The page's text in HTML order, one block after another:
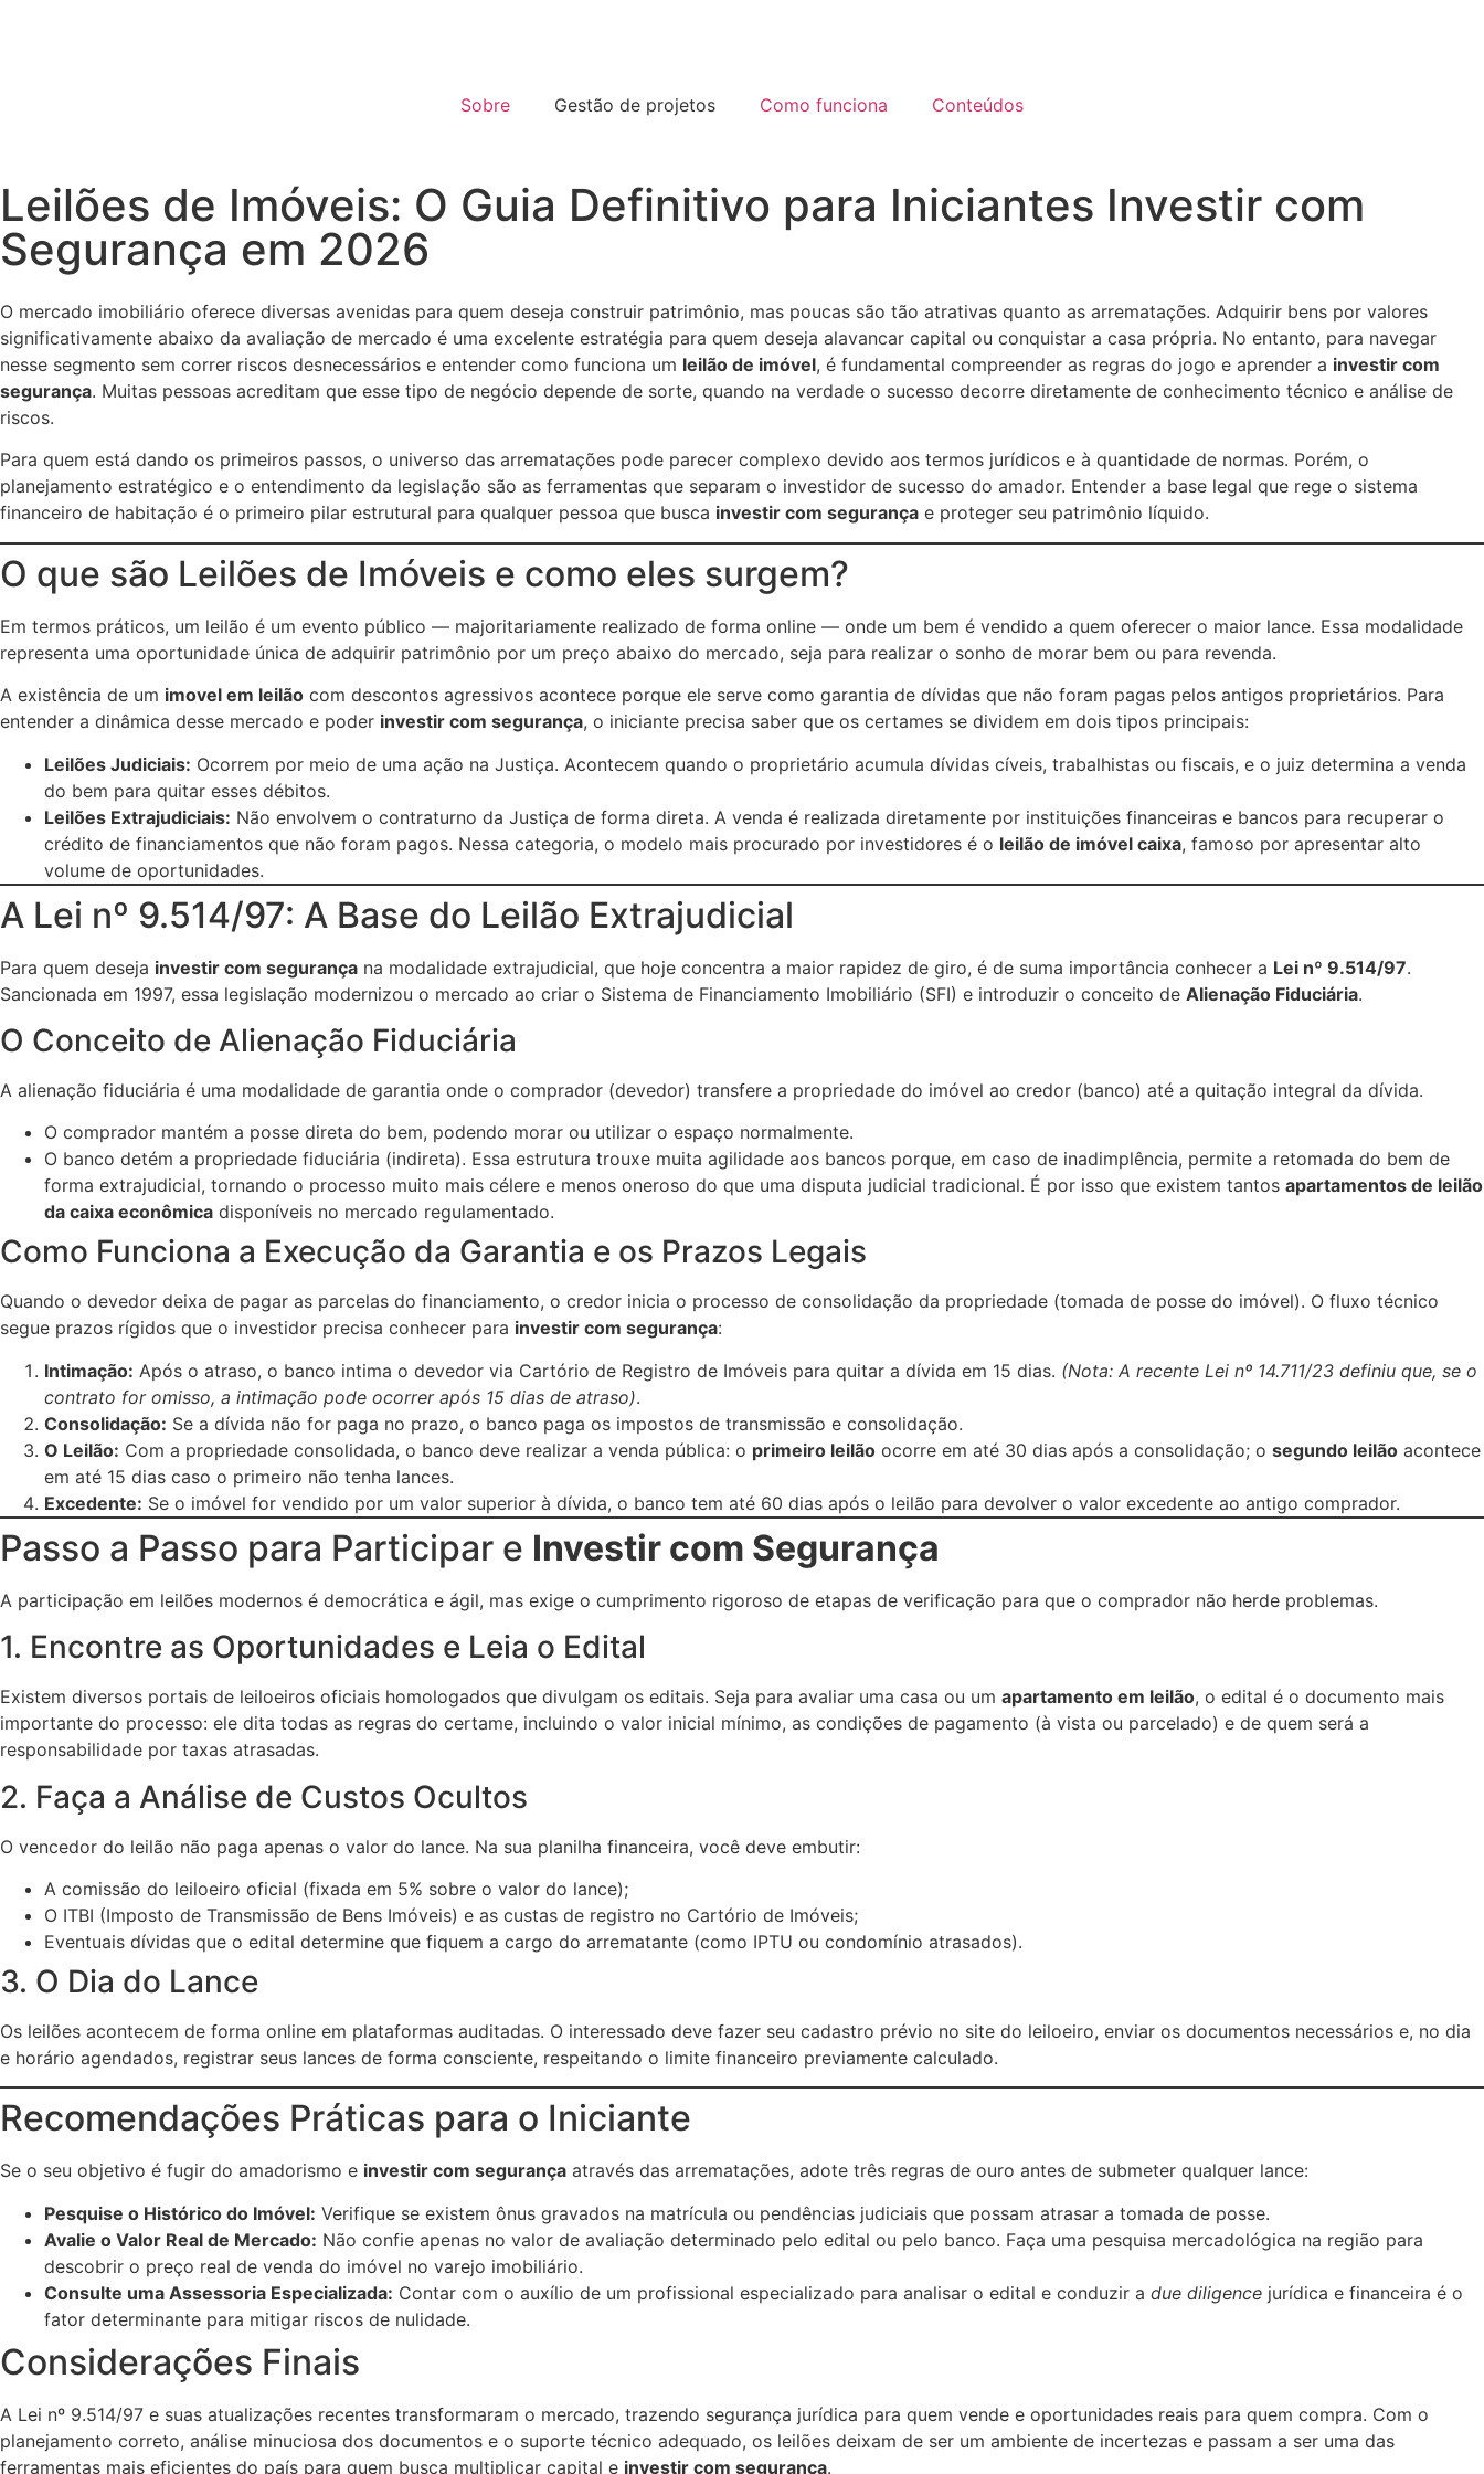
Sobre Gestão de projetos Como funciona Conteúdos
Leilões de Imóveis: O Guia Definitivo para Iniciantes Investir com
Segurança em 2026
O mercado imobiliário oferece diversas avenidas para quem deseja construir patrimônio, mas poucas são tão atrativas quanto as arrematações. Adquirir bens por valores
significativamente abaixo da avaliação de mercado é uma excelente estratégia para quem deseja alavancar capital ou conquistar a casa própria. No entanto, para navegar
nesse segmento sem correr riscos desnecessários e entender como funciona um leilão de imóvel, é fundamental compreender as regras do jogo e aprender a investir com
segurança. Muitas pessoas acreditam que esse tipo de negócio depende de sorte, quando na verdade o sucesso decorre diretamente de conhecimento técnico e análise de
riscos.
Para quem está dando os primeiros passos, o universo das arrematações pode parecer complexo devido aos termos jurídicos e à quantidade de normas. Porém, o
planejamento estratégico e o entendimento da legislação são as ferramentas que separam o investidor de sucesso do amador. Entender a base legal que rege o sistema
financeiro de habitação é o primeiro pilar estrutural para qualquer pessoa que busca investir com segurança e proteger seu patrimônio líquido.
O que são Leilões de Imóveis e como eles surgem?
Em termos práticos, um leilão é um evento público — majoritariamente realizado de forma online — onde um bem é vendido a quem oferecer o maior lance. Essa modalidade
representa uma oportunidade única de adquirir patrimônio por um preço abaixo do mercado, seja para realizar o sonho de morar bem ou para revenda.
A existência de um imovel em leilão com descontos agressivos acontece porque ele serve como garantia de dívidas que não foram pagas pelos antigos proprietários. Para
entender a dinâmica desse mercado e poder investir com segurança, o iniciante precisa saber que os certames se dividem em dois tipos principais:
Leilões Judiciais: Ocorrem por meio de uma ação na Justiça. Acontecem quando o proprietário acumula dívidas cíveis, trabalhistas ou fiscais, e o juiz determina a venda
do bem para quitar esses débitos.
Leilões Extrajudiciais: Não envolvem o contraturno da Justiça de forma direta. A venda é realizada diretamente por instituições financeiras e bancos para recuperar o
crédito de financiamentos que não foram pagos. Nessa categoria, o modelo mais procurado por investidores é o leilão de imóvel caixa, famoso por apresentar alto
volume de oportunidades.
A Lei nº 9.514/97: A Base do Leilão Extrajudicial
Para quem deseja investir com segurança na modalidade extrajudicial, que hoje concentra a maior rapidez de giro, é de suma importância conhecer a Lei nº 9.514/97.
Sancionada em 1997, essa legislação modernizou o mercado ao criar o Sistema de Financiamento Imobiliário (SFI) e introduzir o conceito de Alienação Fiduciária.
O Conceito de Alienação Fiduciária
A alienação fiduciária é uma modalidade de garantia onde o comprador (devedor) transfere a propriedade do imóvel ao credor (banco) até a quitação integral da dívida.
O comprador mantém a posse direta do bem, podendo morar ou utilizar o espaço normalmente.
O banco detém a propriedade fiduciária (indireta). Essa estrutura trouxe muita agilidade aos bancos porque, em caso de inadimplência, permite a retomada do bem de
forma extrajudicial, tornando o processo muito mais célere e menos oneroso do que uma disputa judicial tradicional. É por isso que existem tantos apartamentos de leilão
da caixa econômica disponíveis no mercado regulamentado.
Como Funciona a Execução da Garantia e os Prazos Legais
Quando o devedor deixa de pagar as parcelas do financiamento, o credor inicia o processo de consolidação da propriedade (tomada de posse do imóvel). O fluxo técnico
segue prazos rígidos que o investidor precisa conhecer para investir com segurança:
Intimação: Após o atraso, o banco intima o devedor via Cartório de Registro de Imóveis para quitar a dívida em 15 dias. (Nota: A recente Lei nº 14.711/23 definiu que, se o
contrato for omisso, a intimação pode ocorrer após 15 dias de atraso).
Consolidação: Se a dívida não for paga no prazo, o banco paga os impostos de transmissão e consolidação.
O Leilão: Com a propriedade consolidada, o banco deve realizar a venda pública: o primeiro leilão ocorre em até 30 dias após a consolidação; o segundo leilão acontece
em até 15 dias caso o primeiro não tenha lances.
Excedente: Se o imóvel for vendido por um valor superior à dívida, o banco tem até 60 dias após o leilão para devolver o valor excedente ao antigo comprador.
Passo a Passo para Participar e Investir com Segurança
A participação em leilões modernos é democrática e ágil, mas exige o cumprimento rigoroso de etapas de verificação para que o comprador não herde problemas.
1. Encontre as Oportunidades e Leia o Edital
Existem diversos portais de leiloeiros oficiais homologados que divulgam os editais. Seja para avaliar uma casa ou um apartamento em leilão, o edital é o documento mais
importante do processo: ele dita todas as regras do certame, incluindo o valor inicial mínimo, as condições de pagamento (à vista ou parcelado) e de quem será a
responsabilidade por taxas atrasadas.
2. Faça a Análise de Custos Ocultos
O vencedor do leilão não paga apenas o valor do lance. Na sua planilha financeira, você deve embutir:
A comissão do leiloeiro oficial (fixada em 5% sobre o valor do lance);
O ITBI (Imposto de Transmissão de Bens Imóveis) e as custas de registro no Cartório de Imóveis;
Eventuais dívidas que o edital determine que fiquem a cargo do arrematante (como IPTU ou condomínio atrasados).
3. O Dia do Lance
Os leilões acontecem de forma online em plataformas auditadas. O interessado deve fazer seu cadastro prévio no site do leiloeiro, enviar os documentos necessários e, no dia
e horário agendados, registrar seus lances de forma consciente, respeitando o limite financeiro previamente calculado.
Recomendações Práticas para o Iniciante
Se o seu objetivo é fugir do amadorismo e investir com segurança através das arrematações, adote três regras de ouro antes de submeter qualquer lance:
Pesquise o Histórico do Imóvel: Verifique se existem ônus gravados na matrícula ou pendências judiciais que possam atrasar a tomada de posse.
Avalie o Valor Real de Mercado: Não confie apenas no valor de avaliação determinado pelo edital ou pelo banco. Faça uma pesquisa mercadológica na região para
descobrir o preço real de venda do imóvel no varejo imobiliário.
Consulte uma Assessoria Especializada: Contar com o auxílio de um profissional especializado para analisar o edital e conduzir a due diligence jurídica e financeira é o
fator determinante para mitigar riscos de nulidade.
Considerações Finais
A Lei nº 9.514/97 e suas atualizações recentes transformaram o mercado, trazendo segurança jurídica para quem vende e oportunidades reais para quem compra. Com o
planejamento correto, análise minuciosa dos documentos e o suporte técnico adequado, os leilões deixam de ser um ambiente de incertezas e passam a ser uma das
ferramentas mais eficientes do país para quem busca multiplicar capital e investir com segurança.